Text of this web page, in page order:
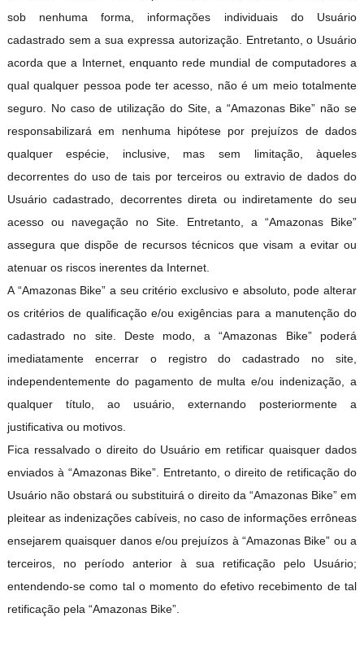
sob nenhuma forma, informações individuais do Usuário
cadastrado sem a sua expressa autorização. Entretanto, o Usuário
acorda que a Internet, enquanto rede mundial de computadores a
qual qualquer pessoa pode ter acesso, não é um meio totalmente
seguro. No caso de utilização do Site, a “Amazonas Bike” não se
responsabilizará em nenhuma hipótese por prejuízos de dados
qualquer espécie, inclusive, mas sem limitação, àqueles
decorrentes do uso de tais por terceiros ou extravio de dados do
Usuário cadastrado, decorrentes direta ou indiretamente do seu
acesso ou navegação no Site. Entretanto, a “Amazonas Bike”
assegura que dispõe de recursos técnicos que visam a evitar ou
atenuar os riscos inerentes da Internet.
A “Amazonas Bike” a seu critério exclusivo e absoluto, pode alterar
os critérios de qualificação e/ou exigências para a manutenção do
cadastrado no site. Deste modo, a “Amazonas Bike” poder
imediatamente encerrar o registro do cadastrado no site,
independentemente do pagamento de multa e/ou indenização, a
qualquer título, ao usuário, externando posteriormente a
justificativa ou motivos.
Fica ressalvado o direito do Usuário em retificar quaisquer dados
enviados à “Amazonas Bike”. Entretanto, o direito de retificação do
Usuário não obstará ou substituirá o direito da “Amazonas Bike” em
pleitear as indenizações cabíveis, no caso de informações errôneas
ensejarem quaisquer danos e/ou prejuízos à “Amazonas Bike” ou a
terceiros, no período anterior à sua retificação pelo Usuário;
entendendo-se como tal o momento do efetivo recebimento de tal
retificação pela “Amazonas Bike”.